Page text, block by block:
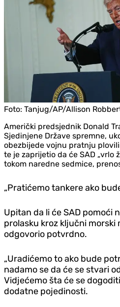
Foto: Tanjug/AP/Allison
Američki predsjednik Donald
Sjedinjene Države spremne,
obezbijede vojnu pratnju
te je zaprijetio da će SAD „vrlo
tokom naredne sedmice,
„Pratićemo tankere ako
Upitan da li će SAD pomoći
prolasku kroz ključni morski
odgovorio potvrdno.
„Uradićemo to ako bude
nadamo se da će se stvari
Vidjećemo šta će se
dodatne pojedinosti.